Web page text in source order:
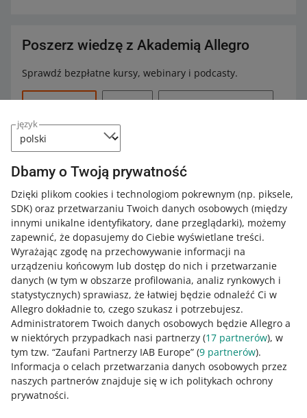
język
Dbamy o Twoją prywatność
Dzięki plikom cookies i technologiom pokrewnym (np. piksele,
SDK) oraz przetwarzaniu Twoich danych osobowych (między
innymi unikalne identyfikatory, dane przeglądarki), możemy
zapewnić, że dopasujemy do Ciebie wyświetlane treści.
Wyrażając zgodę na przechowywanie informacji na
urządzeniu końcowym lub dostęp do nich i przetwarzanie
danych (w tym w obszarze profilowania, analiz rynkowych i
statystycznych) sprawiasz, że łatwiej będzie odnaleźć Ci w
Allegro dokładnie to, czego szukasz i potrzebujesz.
Administratorem Twoich danych osobowych będzie Allegro a
w niektórych przypadkach nasi partnerzy (17 partnerów), w
tym tzw. “Zaufani Partnerzy IAB Europe” (9 partnerów).
Informacja o celach przetwarzania danych osobowych przez
naszych partnerów znajduje się w ich politykach ochrony
prywatności.
Poszerz wiedzę z Akademią Allegro
Sprawdź bezpłatne kursy, webinary i podcasty.
Wszystkie (23) Kursy (8) Szybkie wskazówki (10)
Podcasty Webinary
KURS
KURS
Jak zwiększyć sprzedaż z Allegro Ads?
KURS
Bądź widoczny z reklamą graficzną
Allegro Ads
KURS